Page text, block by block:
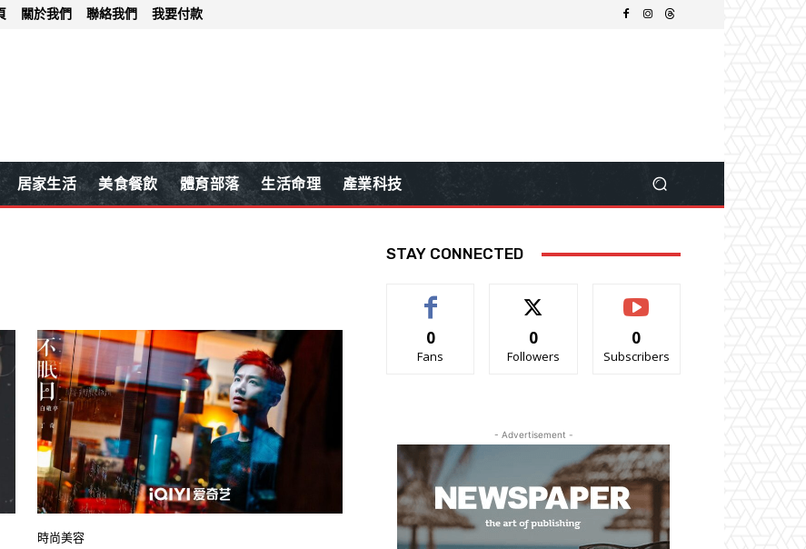
關於我們 聯絡我們 我要付款
居家生活 美食餐飲 體育部落 生活命理 產業科技
時尚美容
STAY CONNECTED
0
Fans
0
Followers
0
Subscribers
- Advertisement -